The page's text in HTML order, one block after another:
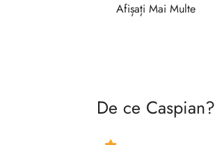
Afișați Mai Multe
De ce Caspian?